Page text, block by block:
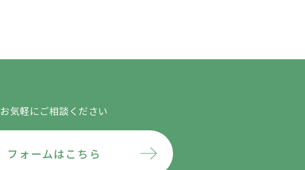
お気軽にご相談ください
フォームはこちら